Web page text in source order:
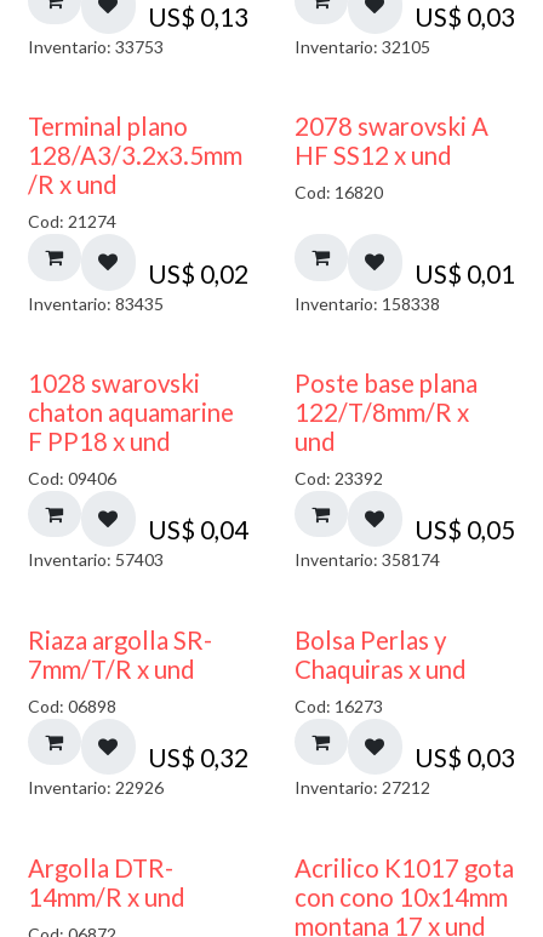
US$ 0,13
Inventario: 33753
US$ 0,03
Inventario: 32105
Terminal plano
128/A3/3.2x3.5mm
/R x und
Cod: 21274
US$ 0,02
Inventario: 83435
2078 swarovski A
HF SS12 x und
Cod: 16820
US$ 0,01
Inventario: 158338
1028 swarovski
chaton aquamarine
F PP18 x und
Cod: 09406
US$ 0,04
Inventario: 57403
Poste base plana
122/T/8mm/R x
und
Cod: 23392
US$ 0,05
Inventario: 358174
Riaza argolla SR-
7mm/T/R x und
Cod: 06898
US$ 0,32
Inventario: 22926
Bolsa Perlas y
Chaquiras x und
Cod: 16273
US$ 0,03
Inventario: 27212
Argolla DTR-
14mm/R x und
Acrilico K1017 gota
con cono 10x14mm
montana 17 x und